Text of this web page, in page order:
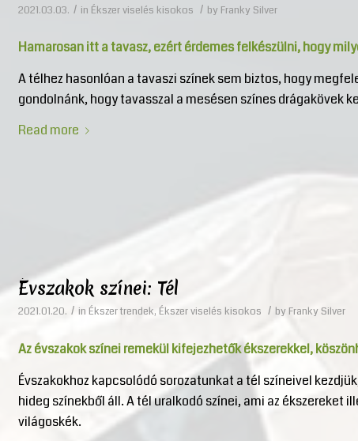
2021.03.03. / in Ékszer viselés kisokos / by Franky Silver
Hamarosan itt a tavasz, ezért érdemes felkészülni, hogy
A télhez hasonlóan a tavaszi színek sem biztos, hogy
gondolnánk, hogy tavasszal a mesésen színes drágakövek
Read more
Évszakok színei: Tél
2021.01.20. / in Ékszer trendek, Ékszer viselés kisokos / byFranky Silver
Az évszakok színei remekül kifejezhetők ékszerekkel,
Évszakokhoz kapcsolódó sorozatunkat a tél színeivel
hideg színekből áll. A tél uralkodó színei, ami az ékszereket
világoskék.